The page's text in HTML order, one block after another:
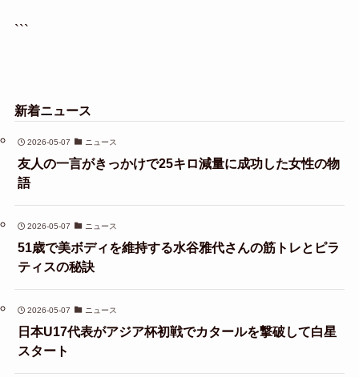
```
新着ニュース
2026-05-07 ニュース
友人の一言がきっかけで25キロ減量に成功した女性の物
語
2026-05-07 ニュース
51歳で美ボディを維持する水谷雅代さんの筋トレとピラ
ティスの秘訣
2026-05-07 ニュース
日本U17代表がアジア杯初戦でカタールを撃破して白星
スタート